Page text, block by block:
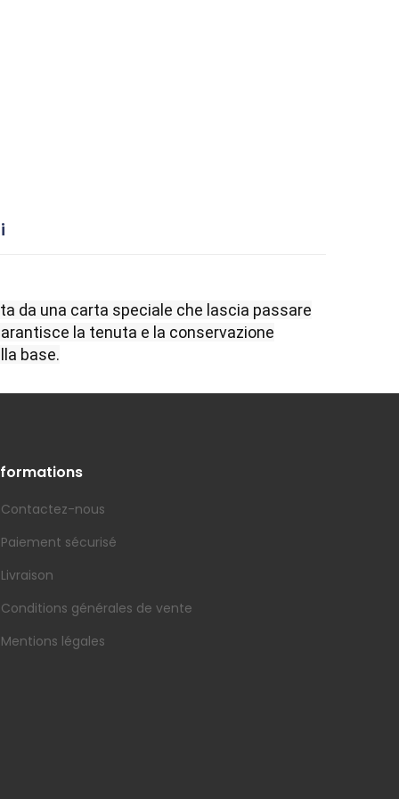
da una carta speciale che lascia passare
la tenuta e la conservazione
base.
Contactez-nous
Paiement sécurisé
Livraison
Conditions générales de vente
Mentions légales